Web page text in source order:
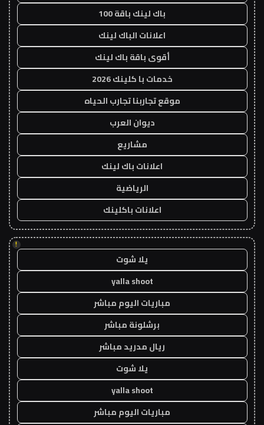
باك لينك باقة 100
اعلانات الباك لينك
أقوى باقة باك لينك
خدمات با كلينك 2026
موقع تجاربنا تجارب الحياه
ديوان العرب
مشاريع
اعلانات باك لينك
الرياضية
اعلانات باكلينك
!
يلا شوت
yalla shoot
مباريات اليوم مباشر
برشلونة مباشر
ريال مدريد مباشر
يلا شوت
yalla shoot
مباريات اليوم مباشر